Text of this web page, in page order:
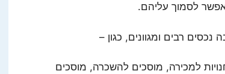
לסמוך עליהם.
רבים ומגוונים, כגון –
למכירה, מוסכים להשכרה, מוסכים